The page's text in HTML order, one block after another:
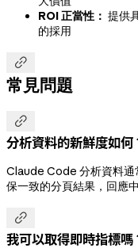
ROI 正當性： 提供
的採用

常見問題

分析資料的新鮮度如何
Claude Code 分析資料通
保一致的分頁結果，回應

我可以取得即時指標嗎